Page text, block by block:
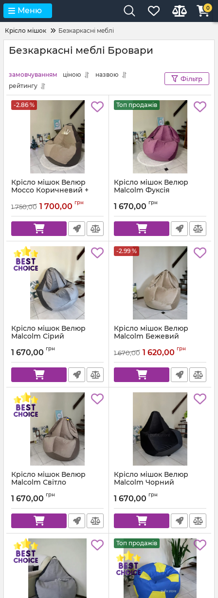
Меню 0
Крісло мішок Безкаркасні меблі
Безкаркасні меблі Бровари
замовчуванням ціною
назвою
рейтингу
Фільтр
-2.86 %
Крісло мішок Велюр
Mocco Коричневий +
Корона
1 750,00 1 700,00 грн
Топ продажів
Крісло мішок Велюр
Malcolm Фуксія
1 670,00 грн
Крісло мішок Велюр
Malcolm Сірий
1 670,00 грн
-2.99 %
Крісло мішок Велюр
Malcolm Бежевий
1 670,00 1 620,00 грн
Крісло мішок Велюр
Malcolm Світло
Артикул: km-malcolm-22-l
1 670,00 грн
Крісло мішок Велюр
Malcolm Чорний
1 670,00 грн
Топ продажів